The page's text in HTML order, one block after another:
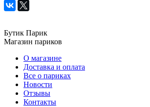
Бутик Парик
Магазин париков
О магазине
Доставка и оплата
Все о париках
Новости
Отзывы
Контакты